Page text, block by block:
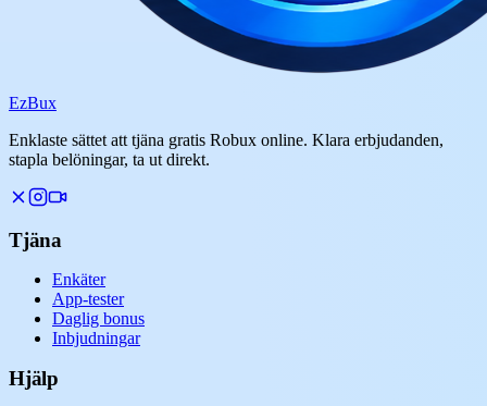
EzBux
Enklaste sättet att tjäna gratis Robux online. Klara erbjudanden,
stapla belöningar, ta ut direkt.
Tjäna
Enkäter
App-tester
Daglig bonus
Inbjudningar
Hjälp